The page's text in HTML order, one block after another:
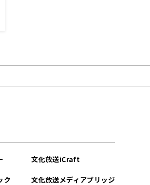
ク
文化放送iCraft
文化放送メディアブリッジ